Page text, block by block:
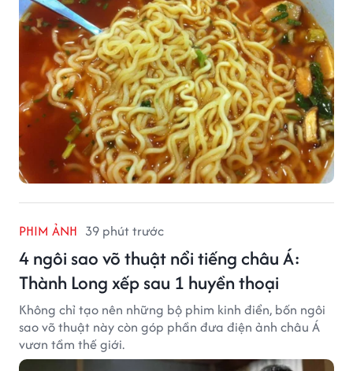
PHIM ẢNH 39 phút trước
4 ngôi sao võ thuật nổi tiếng châu Á:
Thành Long xếp sau 1 huyền thoại
Không chỉ tạo nên những bộ phim kinh điển, bốn ngôi
sao võ thuật này còn góp phần đưa điện ảnh châu Á
vươn tầm thế giới.